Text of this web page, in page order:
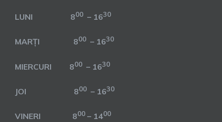
LUNI 800 – 1630
MARȚI 800 – 1630
MIERCURI 800 – 1630
JOI 800 – 1630
VINERI 800 – 1400